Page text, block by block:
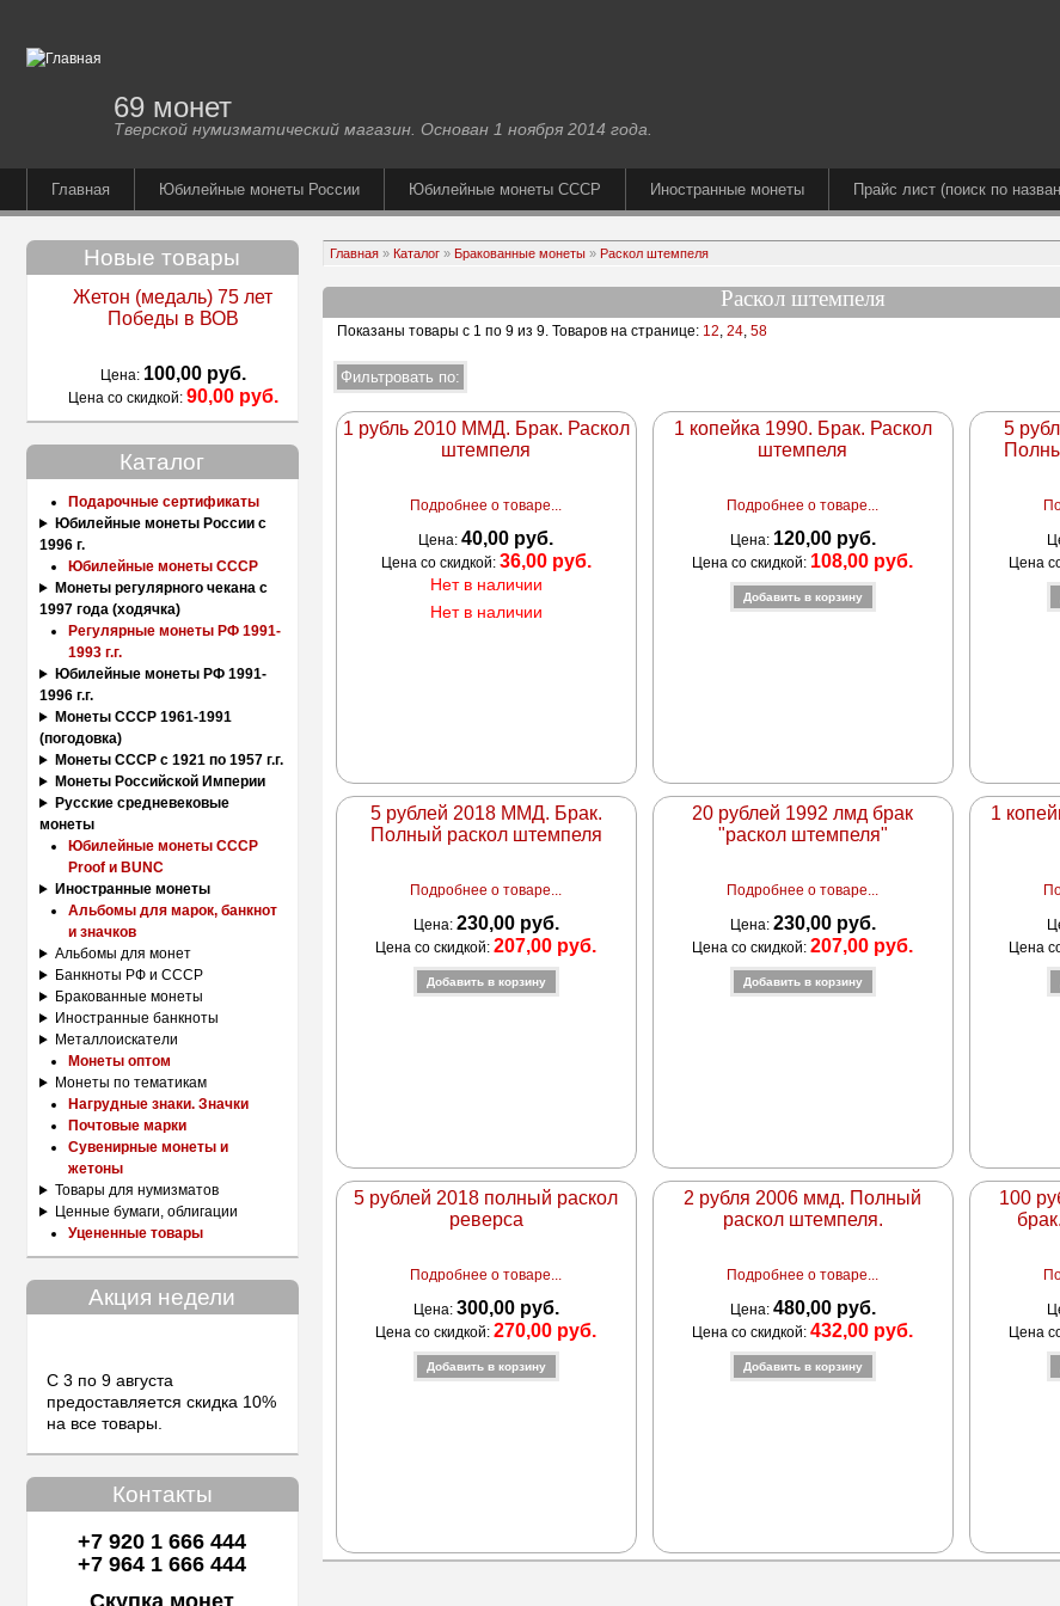
69 монет
Тверской нумизматический магазин. Основан 1 ноября 2014 года.
Главная Юбилейные монеты России Юбилейные монеты СССР Иностранные монеты Прайс лист (поиск по
Новые товары
Жетон (медаль) 75 лет
Победы в ВОВ
Цена: 100,00 руб.
Цена со скидкой: 90,00 руб.
Каталог
Подарочные сертификаты
Юбилейные монеты России с
1996 г.
Юбилейные монеты СССР
Монеты регулярного чекана с
1997 года (ходячка)
Регулярные монеты РФ 1991-
1993 г.г.
Юбилейные монеты РФ 1991-
1996 г.г.
Монеты СССР 1961-1991
(погодовка)
Монеты СССР с 1921 по 1957 г.г.
Монеты Российской Империи
Русские средневековые
монеты
Юбилейные монеты СССР
Proof и BUNC
Иностранные монеты
Альбомы для марок, банкнот
и значков
Альбомы для монет
Банкноты РФ и СССР
Бракованные монеты
Иностранные банкноты
Металлоискатели
Монеты оптом
Монеты по тематикам
Нагрудные знаки. Значки
Почтовые марки
Сувенирные монеты и
жетоны
Товары для нумизматов
Ценные бумаги, облигации
Уцененные товары
Акция недели
С 3 по 9 августа
предоставляется скидка 10%
на все товары.
Контакты
+7 920 1 666 444
+7 964 1 666 444
Скупка монет
Главная» Каталог» Бракованные монеты» Раскол штемпеля
Раскол штемпеля
Показаны товары с 1 по 9 из 9. Товаров на странице:12, 24, 58
1 рубль 2010 ММД. Брак. Раскол
штемпеля
Подробнее о товаре...
Цена:40,00 руб.
Цена со скидкой: 36,00 руб.
Нет в наличии
Нет в наличии
1 копейка 1990. Брак. Раскол
штемпеля
Подробнее о товаре...
Цена: 120,00 руб.
Цена со скидкой: 108,00 руб.
5
Цена
5 рублей 2018 ММД. Брак.
Полный раскол штемпеля
Подробнее о товаре...
Цена: 230,00 руб.
Цена со скидкой:207,00 руб.
20 рублей 1992 лмд брак
"раскол штемпеля"
Подробнее о товаре...
Цена: 230,00 руб.
Цена со скидкой:207,00 руб.
1
Цена
5 рублей 2018 полный раскол
реверса
Подробнее о товаре...
Цена: 300,00 руб.
Цена со скидкой:270,00 руб.
2 рубля 2006 ммд. Полный
раскол штемпеля.
Подробнее о товаре...
Цена: 480,00 руб.
Цена со скидкой:432,00 руб.
100
Цена